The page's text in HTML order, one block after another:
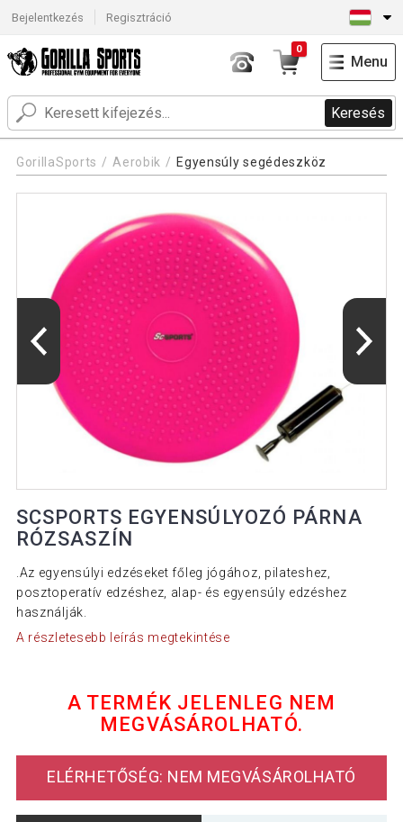
Bejelentkezés Regisztráció
Keresés
0
Menu
GorillaSports Aerobik Egyensúly segédeszköz
SCSPORTS EGYENSÚLYOZÓ PÁRNA
RÓZSASZÍN
.Az egyensúlyi edzéseket főleg jógához, pilateshez,
posztoperatív edzéshez, alap- és egyensúly edzéshez
használják.
A részletesebb leírás megtekintése
A TERMÉK JELENLEG NEM
MEGVÁSÁROLHATÓ.
ELÉRHETŐSÉG: NEM MEGVÁSÁROLHATÓ